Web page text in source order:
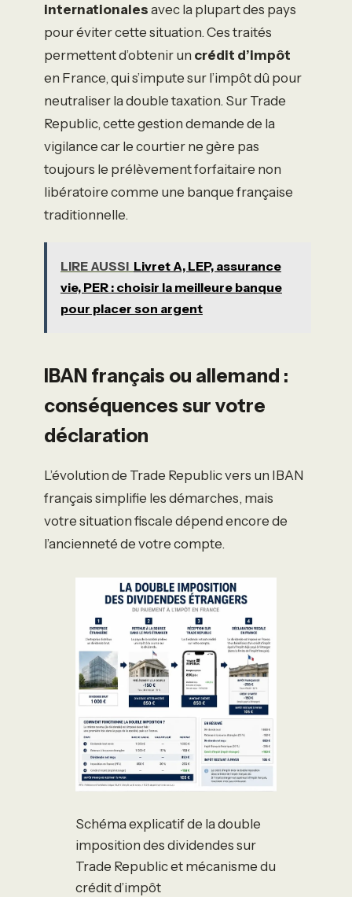
internationales avec la plupart des pays
pour éviter cette situation. Ces traités
permettent d’obtenir un crédit d’impôt
en France, qui s’impute sur l’impôt dû pour
neutraliser la double taxation. Sur Trade
Republic, cette gestion demande de la
vigilance car le courtier ne gère pas
toujours le prélèvement forfaitaire non
libératoire comme une banque française
traditionnelle.
LIRE AUSSI Livret A, LEP, assurance
vie, PER : choisir la meilleure banque
pour placer son argent
IBAN français ou allemand :
conséquences sur votre
déclaration
L’évolution de Trade Republic vers un IBAN
français simplifie les démarches, mais
votre situation fiscale dépend encore de
l’ancienneté de votre compte.
Schéma explicatif de la double
imposition des dividendes sur
Trade Republic et mécanisme du
crédit d’impôt